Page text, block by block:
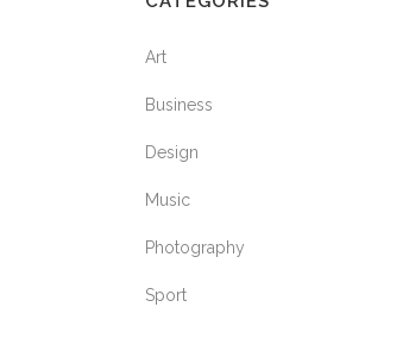
Art
Business
Design
Music
Photography
Sport